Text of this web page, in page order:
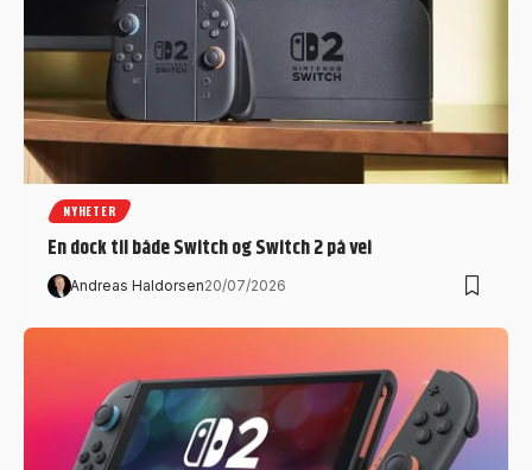
NYHETER
En dock til både Switch og Switch 2 på vei
Andreas Haldorsen20/07/2026